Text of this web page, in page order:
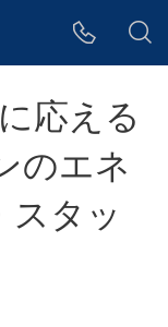
応える
のエネ
タッ